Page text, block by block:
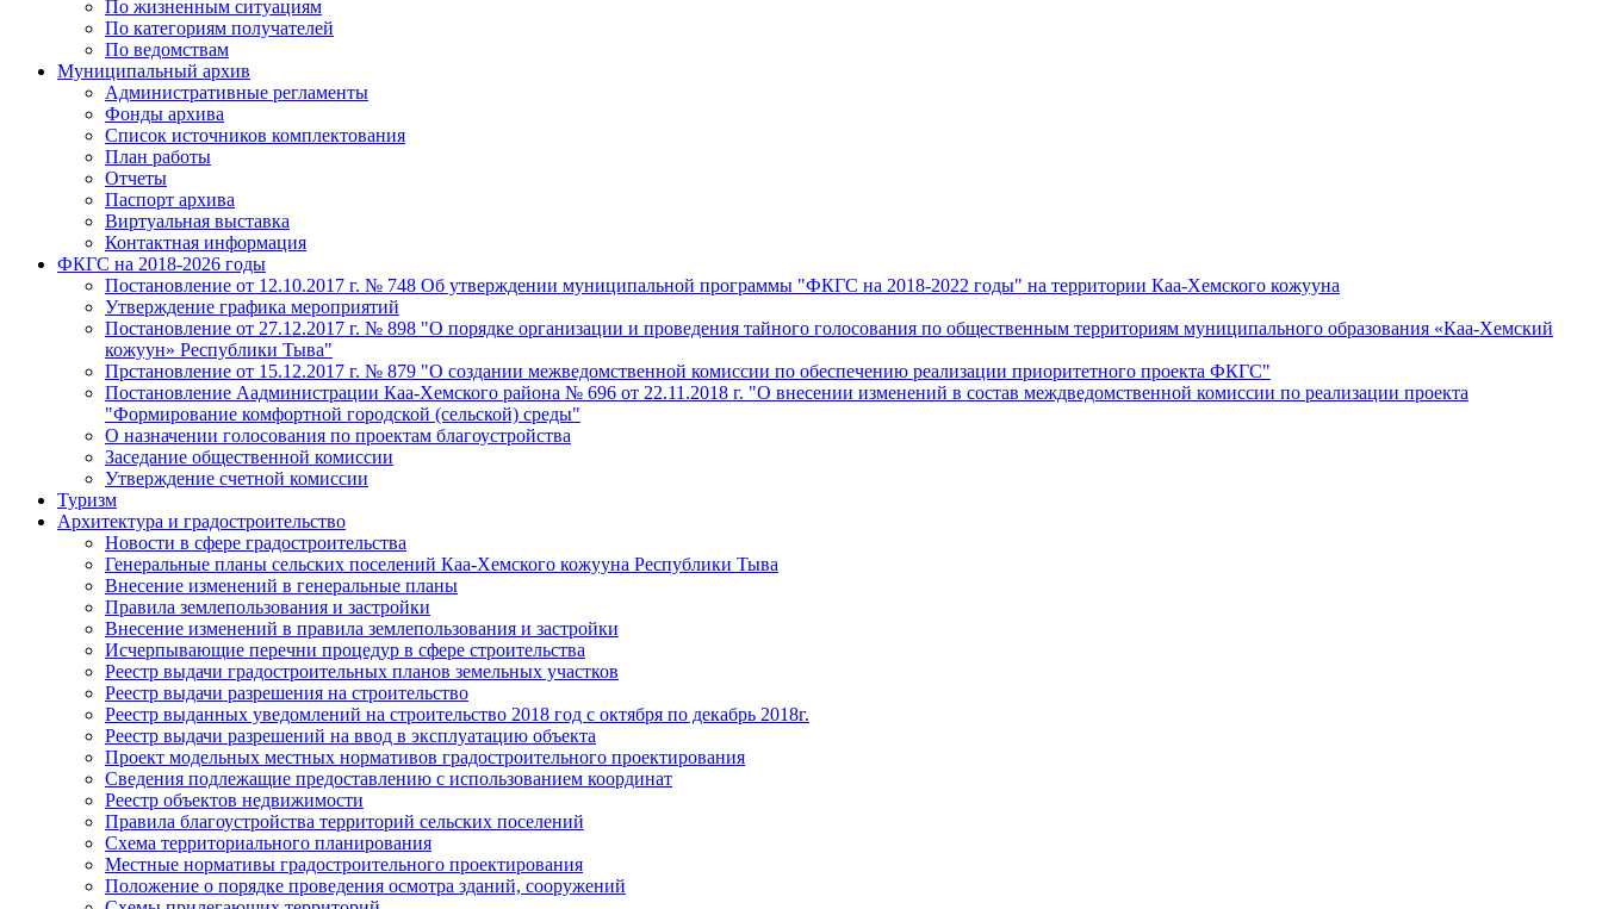
По жизненным ситуациям
По категориям получателей
По ведомствам
Муниципальный архив
Административные регламенты
Фонды архива
Список источников комплектования
План работы
Отчеты
Паспорт архива
Виртуальная выставка
Контактная информация
ФКГС на 2018-2026 годы
Постановление от 12.10.2017 г. № 748 Об утверждении муниципальной программы "ФКГС на 2018-2022 годы" на территории Каа-Хемского кожууна
Утверждение графика мероприятий
Постановление от 27.12.2017 г. № 898 "О порядке организации и проведения тайного голосования по общественным территориям муниципального образования «Каа-Хемский
кожуун» Республики Тыва"
Прстановление от 15.12.2017 г. № 879 "О создании межведомственной комиссии по обеспечению реализации приоритетного проекта ФКГС"
Постановление Аадминистрации Каа-Хемского района № 696 от 22.11.2018 г. "О внесении изменений в состав междведомственной комиссии по реализации проекта
"Формирование комфортной городской (сельской) среды"
О назначении голосования по проектам благоустройства
Заседание общественной комиссии
Утверждение счетной комиссии
Туризм
Архитектура и градостроительство
Новости в сфере градостроительства
Генеральные планы сельских поселений Каа-Хемского кожууна Республики Тыва
Внесение изменений в генеральные планы
Правила землепользования и застройки
Внесение изменений в правила землепользования и застройки
Исчерпывающие перечни процедур в сфере строительства
Реестр выдачи градостроительных планов земельных участков
Реестр выдачи разрешения на строительство
Реестр выданных уведомлений на строительство 2018 год с октября по декабрь 2018г.
Реестр выдачи разрешений на ввод в эксплуатацию объекта
Проект модельных местных нормативов градостроительного проектирования
Сведения подлежащие предоставлению с использованием координат
Реестр объектов недвижимости
Правила благоустройства территорий сельских поселений
Схема территориального планирования
Местные нормативы градостроительного проектирования
Положение о порядке проведения осмотра зданий, сооружений